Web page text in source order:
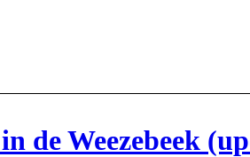
de Weezebeek